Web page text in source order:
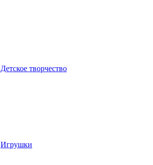
Детское творчество
Игрушки